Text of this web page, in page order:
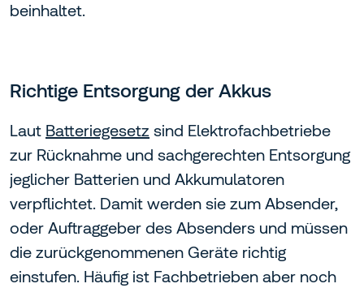
beinhaltet.
Richtige Entsorgung der Akkus
Laut Batteriegesetz sind Elektrofachbetriebe
zur Rücknahme und sachgerechten Entsorgung
jeglicher Batterien und Akkumulatoren
verpflichtet. Damit werden sie zum Absender,
oder Auftraggeber des Absenders und müssen
die zurückgenommenen Geräte richtig
einstufen. Häufig ist Fachbetrieben aber noch